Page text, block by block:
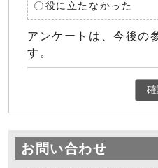
役に立たなかった
アンケートは、今後の
す。
お問い合わせ